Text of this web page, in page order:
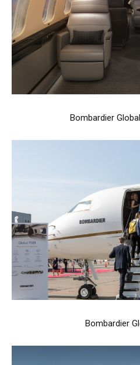
Bombardier
Bombardier